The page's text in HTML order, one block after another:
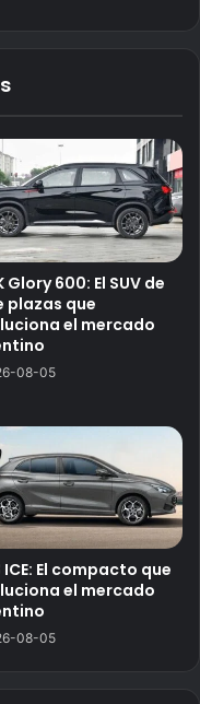
Glory 600: El SUV de
plazas que
el mercado
08-05
ICE: El compacto que
el mercado
08-05